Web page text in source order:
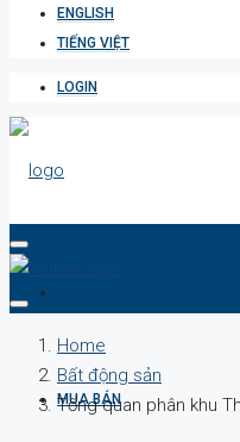
ENGLISH
TIẾNG VIỆT
LOGIN
MUA BÁN
Home
Bất động sản
Tổng quan phân khu